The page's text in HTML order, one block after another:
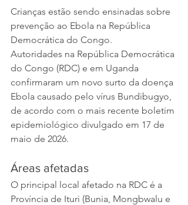
Crianças estão sendo ensinadas sobre
prevenção ao Ebola na República
Democrática do Congo.
Autoridades na República Democrática
do Congo (RDC) e em Uganda
confirmaram um novo surto da doença
Ebola causado pelo vírus Bundibugyo,
de acordo com o mais recente boletim
epidemiológico divulgado em 17 de
maio de 2026.
Áreas afetadas
O principal local afetado na RDC é a
Província de Ituri (Bunia, Mongbwalu e